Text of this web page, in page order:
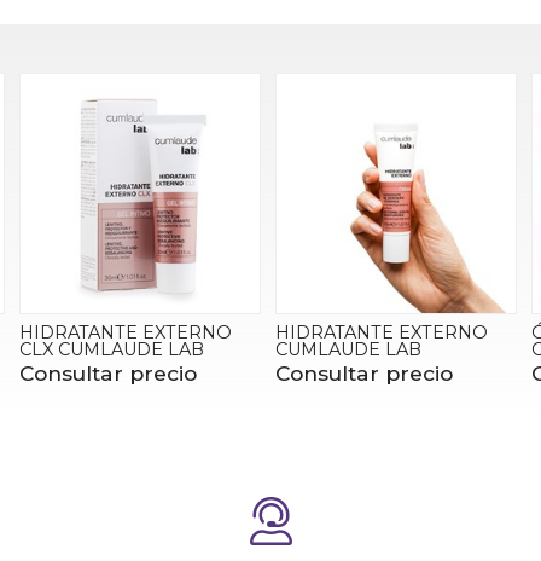
HIDRATANTE EXTERNO
CUMLAUDE LAB
Consultar precio
ÓVULOS VAGINALES CLX
CUMLAUDE LAB
Consultar precio